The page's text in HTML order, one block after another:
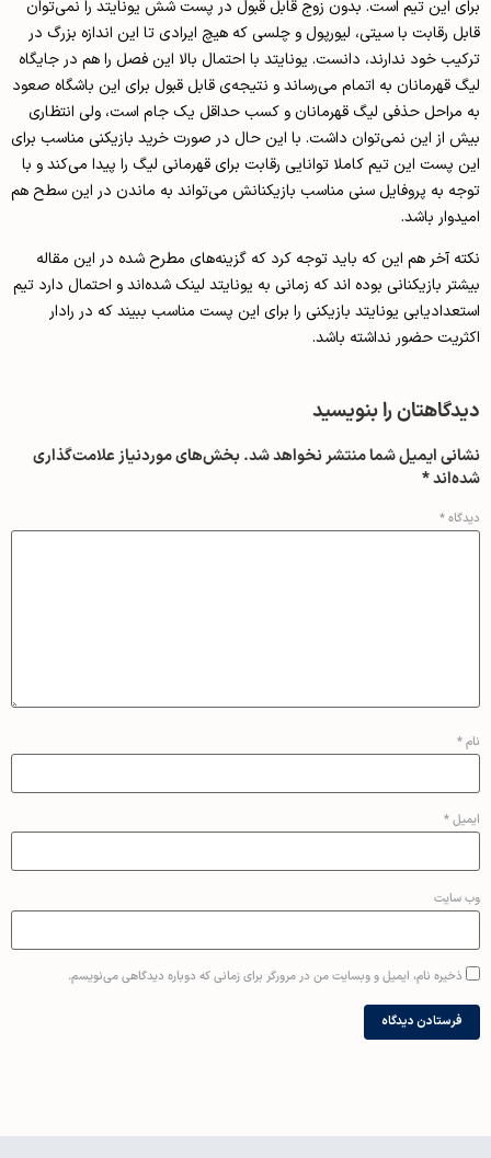
برای این تیم است. بدون زوج قابل قبول در پست شش یونایتد را نمی‌توان
قابل رقابت با سیتی، لیورپول و چلسی که هیچ ایرادی تا این اندازه بزرگ در
ترکیب خود ندارند، دانست. یونایتد با احتمال بالا این فصل را هم در جایگاه
لیگ قهرمانان به اتمام می‌رساند و نتیجه‌ی قابل قبول برای این باشگاه صعود
به مراحل حذفی لیگ قهرمانان و کسب حداقل یک جام است، ولی انتظاری
بیش از این نمی‌توان داشت. با این حال در صورت خرید بازیکنی مناسب برای
این پست این تیم کاملا توانایی رقابت برای قهرمانی لیگ را پیدا می‌کند و با
توجه به پروفایل سنی مناسب بازیکنانش می‌تواند به ماندن در این سطح هم
امیدوار باشد.
نکته آخر هم این که باید توجه کرد که گزینه‌های مطرح شده در این مقاله
بیشتر بازیکنانی بوده اند که زمانی به یونایتد لینک شده‌اند و احتمال دارد تیم
استعدادیابی یونایتد بازیکنی را برای این پست مناسب ببیند که در رادار
اکثریت حضور نداشته باشد.
دیدگاهتان را بنویسید
نشانی ایمیل شما منتشر نخواهد شد.بخش‌های موردنیاز علامت‌گذاری
شده‌اند*
دیدگاه*
نام*
ایمیل*
وب‌ سایت
ذخیره نام، ایمیل و وبسایت من در مرورگر برای زمانی که دوباره دیدگاهی می‌نویسم.